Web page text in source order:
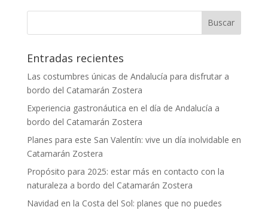
Entradas recientes
Las costumbres únicas de Andalucía para disfrutar a
bordo del Catamarán Zostera
Experiencia gastronáutica en el día de Andalucía a
bordo del Catamarán Zostera
Planes para este San Valentín: vive un día inolvidable en
Catamarán Zostera
Propósito para 2025: estar más en contacto con la
naturaleza a bordo del Catamarán Zostera
Navidad en la Costa del Sol: planes que no puedes